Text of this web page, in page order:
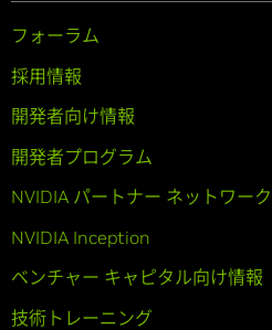
フォーラム
採用情報
開発者向け情報
開発者プログラム
NVIDIA パートナー ネットワーク
NVIDIA Inception
ベンチャー キャピタル向け情報
技術トレーニング